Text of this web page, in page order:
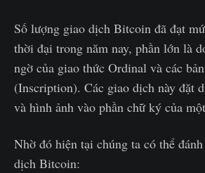
Số lượng giao dịch Bitcoin đã đạt
thời đại trong năm nay, phần lớn là
ngờ của giao thức Ordinal và các
(Inscription). Các giao dịch này đặt
và hình ảnh vào phần chữ ký của
Nhờ đó hiện tại chúng ta có thể
dịch Bitcoin: